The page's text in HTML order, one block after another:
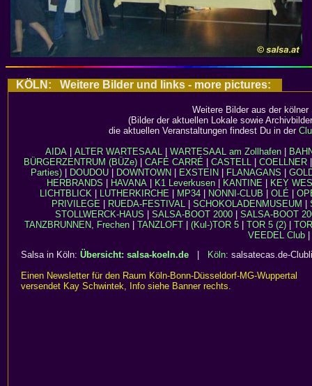
KÖLN: Weitere Bilder und links - more pictures:
Weitere Bilder aus der kölner
(Bilder der aktuellen Lokale sowie
die aktuellen Veranstaltungen findest Du in der
AIDA| ALTER WARTESAAL | WARTESAAL am Zollhafen|
BÜRGERZENTRUM (BÜZe) | CAFÉ CARRÉ | CASTELL | COELLNER
Parties)| DOUDOU| DOWNTOWN| EXSTEIN| FLANAGANS |
HERBRANDS | HAVANA | K1 Leverkusen | KANTINE | KEY
LICHTBLICK | LUTHERKIRCHE | MP34 | NONNI-CLUB | OLÉ |
PRIVILEGE | RUEDA-FESTIVAL | SCHOKOLADENMUSEUM |
STOLLWERCK-HAUS | SALSA-BOOT 2000 | SALSA-BOOT
TANZBRUNNEN, Frechen| TANZLOFT| (Kul-)TOR 5| TOR 5 (2)|
VEEDEL Club |
Salsa in Köln: Übersicht: salsa-koeln.de | Köln: salsatecas.de-
Einen Newsletter für den Raum Köln-Bonn-Düsseldorf-MG-Wuppertal
versendet Kay Schwintek, Info siehe Banner rechts.